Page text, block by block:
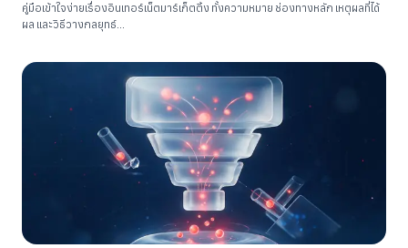
คู่มือเข้าใจง่ายเรื่องอินเทอร์เน็ตมาร์เก็ตติ้ง ทั้งความหมาย ช่องทางหลัก เหตุผลที่ได้
ผล และวิธีวางกลยุทธ์...